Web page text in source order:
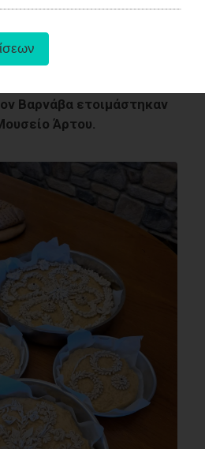
Βαρνάβα ετοιμάστηκαν
Άρτου.